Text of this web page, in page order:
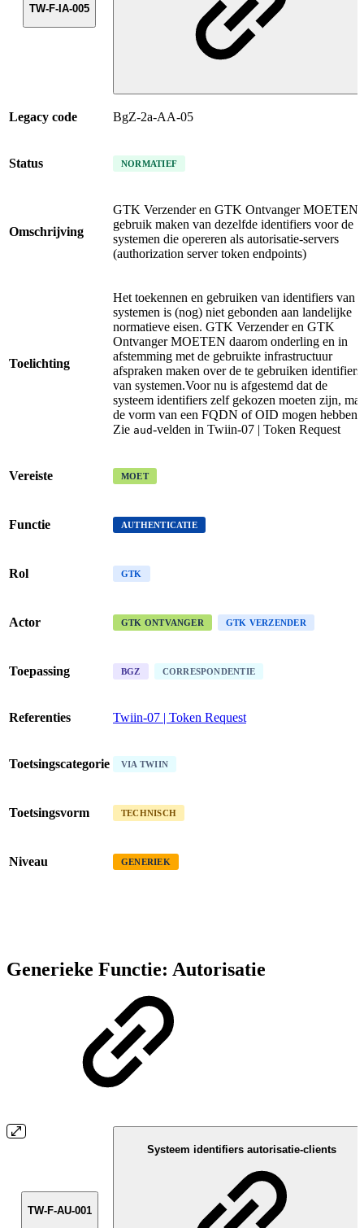
TW-F-IA-005
Legacy code BgZ-2a-AA-05
Status NORMATIEF
Omschrijving
GTK Verzender en GTK Ontvanger MOETEN
gebruik maken van dezelfde identifiers voor de
systemen die opereren als autorisatie-servers
(authorization server token endpoints)
Toelichting
Het toekennen en gebruiken van identifiers van
systemen is (nog) niet gebonden aan landelijke
normatieve eisen. GTK Verzender en GTK
Ontvanger MOETEN daarom onderling en in
afstemming met de gebruikte infrastructuur
afspraken maken over de te gebruiken identifiers
van systemen.Voor nu is afgestemd dat de
systeem identifiers zelf gekozen moeten zijn,
de vorm van een FQDN of OID mogen hebben.
Zie aud-velden in Twiin-07 | Token Request
Vereiste MOET
Functie AUTHENTICATIE
Rol GTK
Actor GTK ONTVANGER GTK VERZENDER
Toepassing BGZ CORRESPONDENTIE
Referenties Twiin-07 | Token Request
Toetsingscategorie VIA TWIIN
Toetsingsvorm TECHNISCH
Niveau GENERIEK
Generieke Functie: Autorisatie
TW-F-AU-001
Systeem identifiers autorisatie-clients